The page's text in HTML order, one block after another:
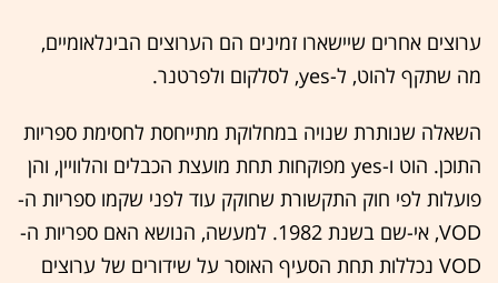
ערוצים אחרים שיישארו זמינים הם הערוצים הבינלאומיים,
מה שתקף להוט, ל-yes, לסלקום ולפרטנר.
השאלה שנותרת שנויה במחלוקת מתייחסת לחסימת ספריות
התוכן. הוט ו-yes מפוקחות תחת מועצת הכבלים והלוויין, והן
פועלות לפי חוק התקשורת שחוקק עוד לפני שקמו ספריות ה-
VOD, אי-שם בשנת 1982. למעשה, הנושא האם ספריות ה-
VOD נכללות תחת הסעיף האוסר על שידורים של ערוצים